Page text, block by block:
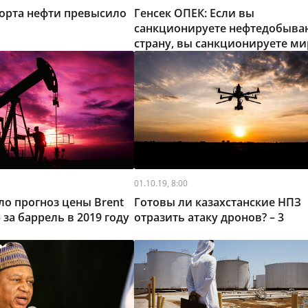
нефти превысило Генсек ОПЕК: Если вы
санкционируете
страну, вы санкционируете
сообщество
прогноз цены Brent
баррель в 2019 году
01.10.19, 8:00
Готовы ли казахстанские НПЗ
отразить атаку дронов? – 3